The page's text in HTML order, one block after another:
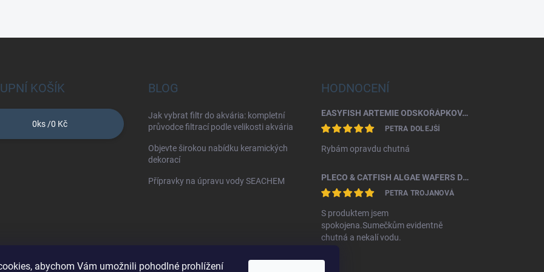
abychom Vám umožnili pohodlné prohlížení
KOŠÍK
0ks /0 Kč
BLOG
Jak vybrat filtr do akvária: kompletní
průvodce filtrací podle velikosti akvária
Objevte širokou nabídku keramických
dekorací
Přípravky na úpravu vody SEACHEM
HODNOCENÍ
EASYFISH ARTEMIE ODSKOŘÁPKOVANÁ 50G
PETRA DOLEJŠÍ
Rybám opravdu chutná
PLECO & CATFISH ALGAE WAFERS DISCUSFOOD
PETRA TROJANOVÁ
S produktem jsem
spokojena.Sumečkům evidentně
chutná a nekalí vodu.